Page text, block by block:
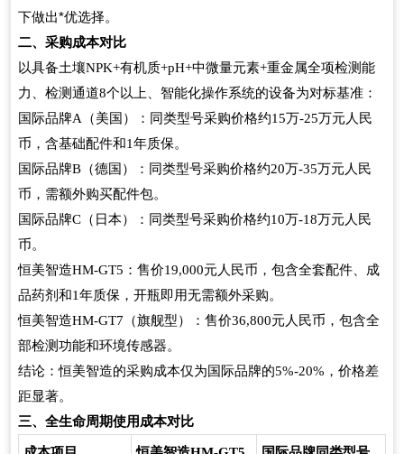
下做出*优选择。
二、采购成本对比
以具备土壤NPK+有机质+pH+中微量元素+重金属全项检测能
力、检测通道8个以上、智能化操作系统的设备为对标基准：
国际品牌A （美国）：同类型号采购价格约15万-25万元人民
币，含基础配件和1年质保。
国际品牌B （德国）：同类型号采购价格约20万-35万元人民
币，需额外购买配件包。
国际品牌C （日本）：同类型号采购价格约10万-18万元人民
币。
恒美智造HM-GT5 ：售价19,000元人民币，包含全套配件、成
品药剂和1年质保，开瓶即用无需额外采购。
恒美智造HM-GT7 （旗舰型）：售价36,800元人民币，包含全
部检测功能和环境传感器。
结论：恒美智造的采购成本仅为国际品牌的5%-20% ，价格差
距显著。
三、全生命周期使用成本对比